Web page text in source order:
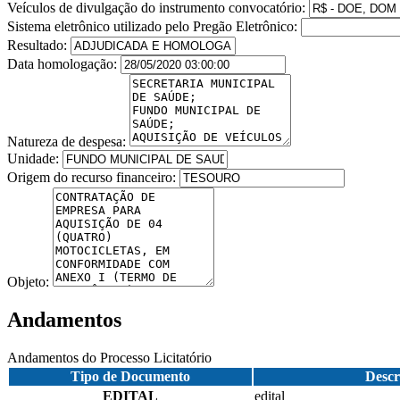
Veículos de divulgação do instrumento convocatório:
Sistema eletrônico utilizado pelo Pregão Eletrônico:
Resultado:
Data homologação:
Natureza de despesa:
Unidade:
Origem do recurso financeiro:
Objeto:
Andamentos
Andamentos do Processo Licitatório
Tipo de Documento
EDITAL
edital